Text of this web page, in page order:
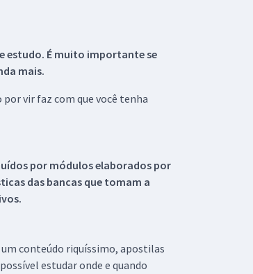
estudo. É muito importante se
mais.
vir faz com que você tenha
por módulos elaborados por
das bancas que tomam a
um conteúdo riquíssimo, apostilas
estudar onde e quando